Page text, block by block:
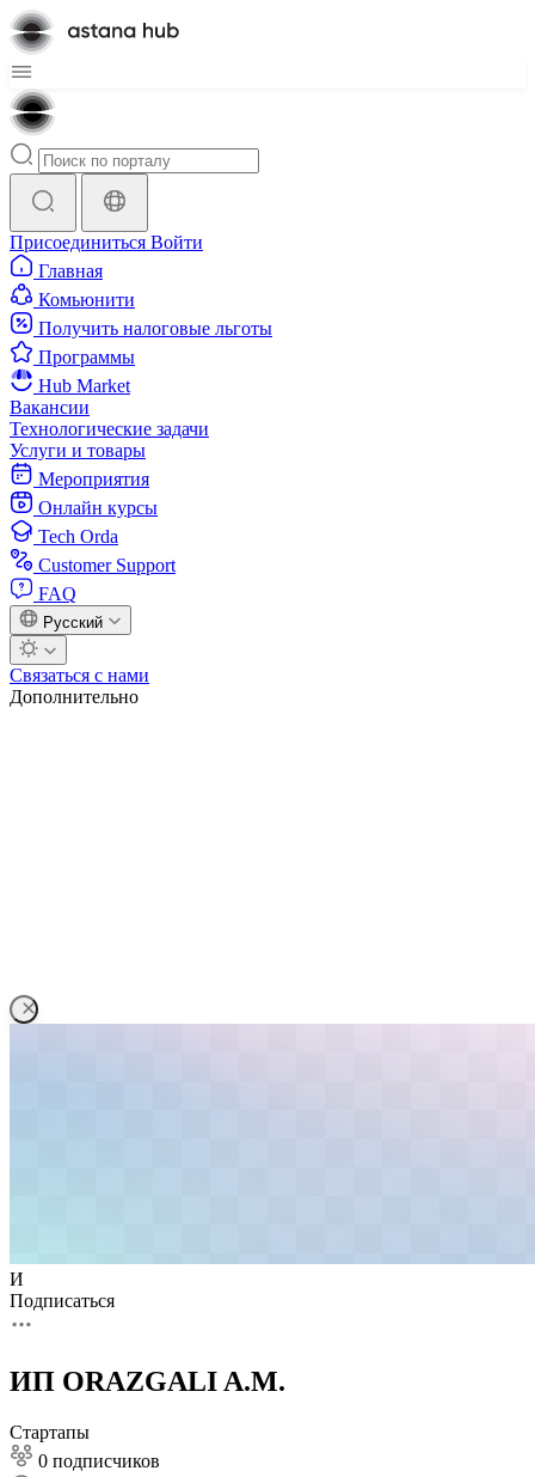
Присоединиться Войти
Главная
Комьюнити
Получить налоговые льготы
Программы
Hub Market
Вакансии
Технологические задачи
Услуги и товары
Мероприятия
Онлайн курсы
Tech Orda
Customer Support
FAQ
Русский
Связаться с нами
Дополнительно
И
Подписаться
ИП ORAZGALI A.M.
Стартапы
0 подписчиков